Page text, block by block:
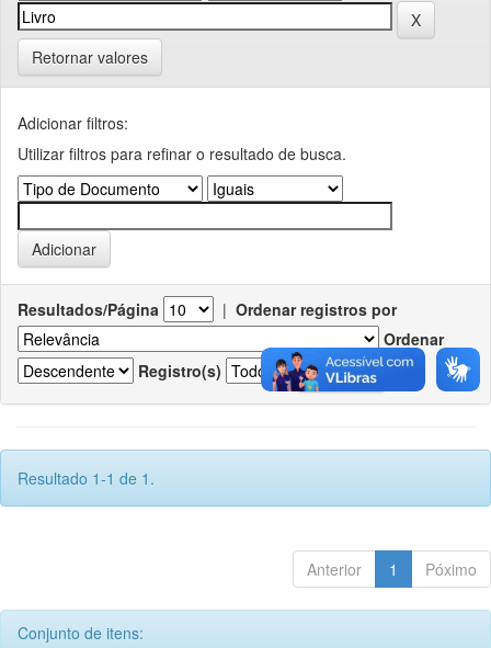
Retornar valores
Adicionar filtros:
Utilizar filtros para refinar o resultado de busca.
Resultados/Página | Ordenar registros por
Ordenar
Registro(s)
Resultado 1-1 de 1.
Anterior 1 Póximo
Conjunto de itens: